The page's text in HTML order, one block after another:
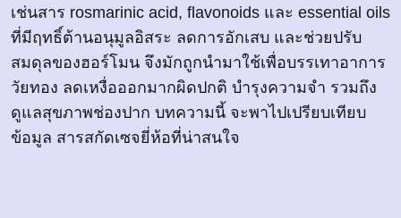
เช่นสาร rosmarinic acid, flavonoids และ essential oils
ที่มีฤทธิ์ต้านอนุมูลอิสระ ลดการอักเสบ และช่วยปรับ
สมดุลของฮอร์โมน จึงมักถูกนำมาใช้เพื่อบรรเทาอาการ
วัยทอง ลดเหงื่อออกมากผิดปกติ บำรุงความจำ รวมถึง
ดูแลสุขภาพช่องปาก บทความนี้ จะพาไปเปรียบเทียบ
ข้อมูล สารสกัดเซจยี่ห้อที่น่าสนใจ